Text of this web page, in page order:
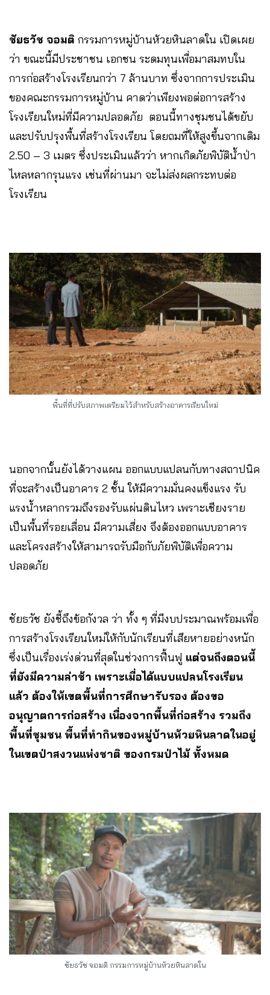
ชัยธวัช จอมติ กรรมการหมู่บ้านห้วยหินลาดใน เปิดเผย
ว่า ขณะนี้มีประชาชน เอกชน ระดมทุนเพื่อมาสมทบใน
การก่อสร้างโรงเรียนกว่า 7 ล้านบาท ซึ่งจากการประเมิน
ของคณะกรรมการหมู่บ้าน คาดว่าเพียงพอต่อการสร้าง
โรงเรียนใหม่ที่มีความปลอดภัย ตอนนี้ทางชุมชนได้ขยับ
และปรับปรุงพื้นที่สร้างโรงเรียน โดยถมที่ให้สูงขึ้นจากเดิม
2.50 – 3 เมตร ซึ่งประเมินแล้วว่า หากเกิดภัยพิบัติน้ำป่า
ไหลหลากรุนแรง เช่นที่ผ่านมา จะไม่ส่งผลกระทบต่อ
โรงเรียน
พื้นที่ที่ปรับสภาพเตรียมไว้สำหรับสร้างอาคารเรียนใหม่
นอกจากนั้นยังได้วางแผน ออกแบบแปลนกับทางสถาปนิค
ที่จะสร้างเป็นอาคาร 2 ชั้น ให้มีความมั่นคงแข็งแรง รับ
แรงน้ำหลากรวมถึงรองรับแผ่นดินไหว เพราะเชียงราย
เป็นพื้นที่รอยเลื่อน มีความเสี่ยง จึงต้องออกแบบอาคาร
และโครงสร้างให้สามารถรับมือกับภัยพิบัติเพื่อความ
ปลอดภัย
ชัยธวัช ยังชี้ถึงข้อกังวล ว่า ทั้ง ๆ ที่มีงบประมาณพร้อมเพื่อ
การสร้างโรงเรียนใหม่ให้กับนักเรียนที่เสียหายอย่างหนัก
ซึ่งเป็นเรื่องเร่งด่วนที่สุดในช่วงการฟื้นฟู แต่จนถึงตอนนี้
ที่ยังมีความล่าช้า เพราะเมื่อได้แบบแปลนโรงเรียน
แล้ว ต้องให้เขตพื้นที่การศึกษารับรอง ต้องขอ
อนุญาตการก่อสร้าง เนื่องจากพื้นที่ก่อสร้าง รวมถึง
พื้นที่ชุมชน พื้นที่ทำกินของหมู่บ้านห้วยหินลาดในอยู่
ในเขตป่าสงวนแห่งชาติ ของกรมป่าไม้ ทั้งหมด
ชัยธวัช จอมติ กรรมการหมู่บ้านห้วยหินลาดใน